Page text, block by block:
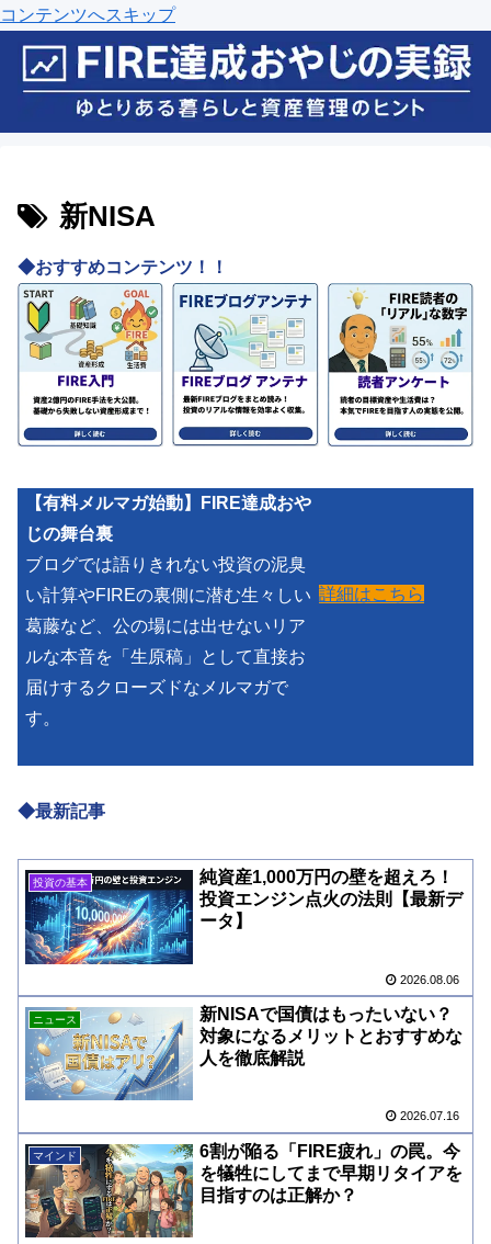
コンテンツへスキップ
新NISA
◆おすすめコンテンツ！！
【有料メルマガ始動】FIRE達成おや
じの舞台裏
ブログでは語りきれない投資の泥臭
い計算やFIREの裏側に潜む生々しい
葛藤など、公の場には出せないリア
ルな本音を「生原稿」として直接お
届けするクローズドなメルマガで
す。
詳細はこちら
◆最新記事
投資の基本
純資産1,000万円の壁を超えろ！
投資エンジン点火の法則【最新デ
ータ】
2026.08.06
ニュース
新NISAで国債はもったいない？
対象になるメリットとおすすめな
人を徹底解説
2026.07.16
マインド
6割が陥る「FIRE疲れ」の罠。今
を犠牲にしてまで早期リタイアを
目指すのは正解か？